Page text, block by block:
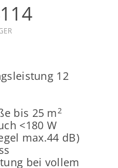
12
bis 25 m2
<180 W
max.44 dB)
bei vollem